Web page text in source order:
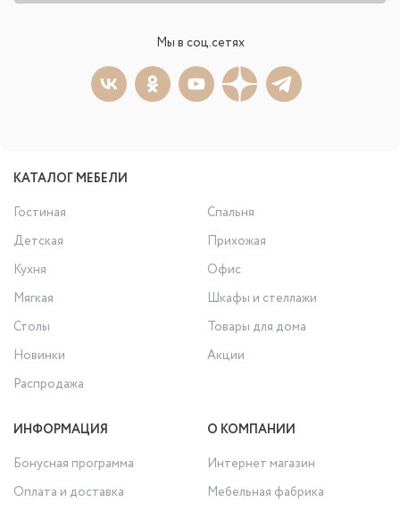
Мы в соц.сетях
КАТАЛОГ МЕБЕЛИ
Гостиная
Спальня
Детская
Прихожая
Кухня
Офис
Мягкая
Шкафы и стеллажи
Столы
Товары для дома
Новинки
Акции
Распродажа
ИНФОРМАЦИЯ
Бонусная программа
Оплата и доставка
О КОМПАНИИ
Интернет магазин
Мебельная фабрика